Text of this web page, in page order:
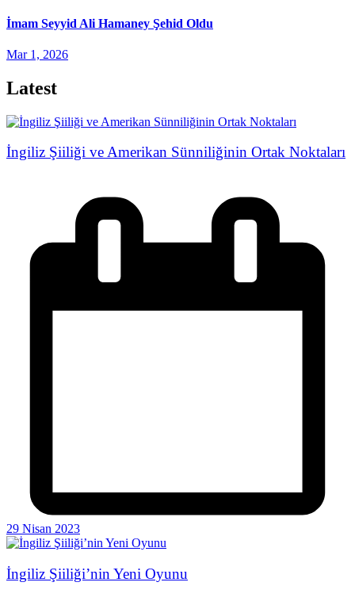
İmam Seyyid Ali Hamaney Şehid Oldu
Mar 1, 2026
Latest
İngiliz Şiiliği ve Amerikan Sünniliğinin Ortak Noktaları
29 Nisan 2023
İngiliz Şiiliği’nin Yeni Oyunu